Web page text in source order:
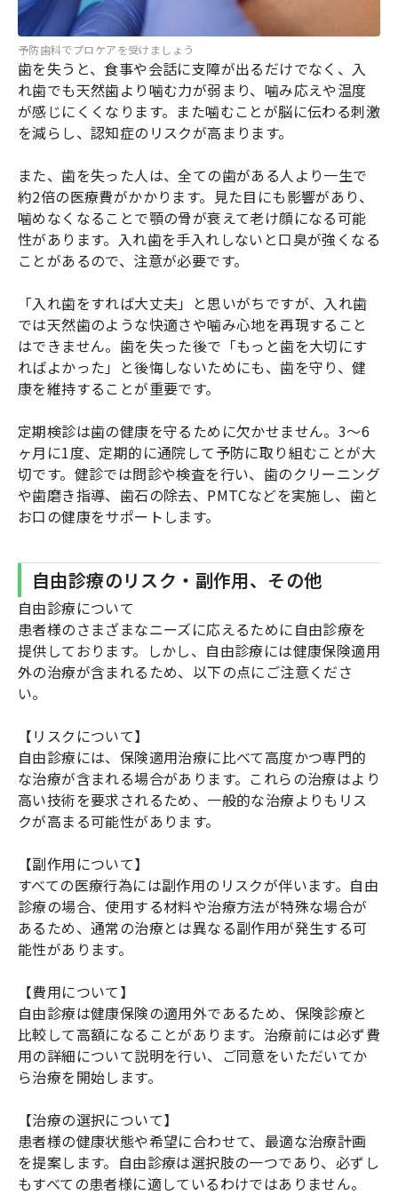
予防歯科でプロケアを受けましょう
歯を失うと、食事や会話に支障が出るだけでなく、入
れ歯でも天然歯より噛む力が弱まり、噛み応えや温度
が感じにくくなります。また噛むことが脳に伝わる刺激
を減らし、認知症のリスクが高まります。
また、歯を失った人は、全ての歯がある人より一生で
約2倍の医療費がかかります。見た目にも影響があり、
噛めなくなることで顎の骨が衰えて老け顔になる可能
性があります。入れ歯を手入れしないと口臭が強くなる
ことがあるので、注意が必要です。
「入れ歯をすれば大丈夫」と思いがちですが、入れ歯
では天然歯のような快適さや噛み心地を再現すること
はできません。歯を失った後で「もっと歯を大切にす
ればよかった」と後悔しないためにも、歯を守り、健
康を維持することが重要です。
定期検診は歯の健康を守るために欠かせません。3〜6
ヶ月に1度、定期的に通院して予防に取り組むことが大
切です。健診では問診や検査を行い、歯のクリーニング
や歯磨き指導、歯石の除去、PMTCなどを実施し、歯と
お口の健康をサポートします。
自由診療のリスク・副作用、その他
自由診療について
患者様のさまざまなニーズに応えるために自由診療を
提供しております。しかし、自由診療には健康保険適用
外の治療が含まれるため、以下の点にご注意くださ
い。
【リスクについて】
自由診療には、保険適用治療に比べて高度かつ専門的
な治療が含まれる場合があります。これらの治療はより
高い技術を要求されるため、一般的な治療よりもリス
クが高まる可能性があります。
【副作用について】
すべての医療行為には副作用のリスクが伴います。自由
診療の場合、使用する材料や治療方法が特殊な場合が
あるため、通常の治療とは異なる副作用が発生する可
能性があります。
【費用について】
自由診療は健康保険の適用外であるため、保険診療と
比較して高額になることがあります。治療前には必ず費
用の詳細について説明を行い、ご同意をいただいてか
ら治療を開始します。
【治療の選択について】
患者様の健康状態や希望に合わせて、最適な治療計画
を提案します。自由診療は選択肢の一つであり、必ずし
もすべての患者様に適しているわけではありません。